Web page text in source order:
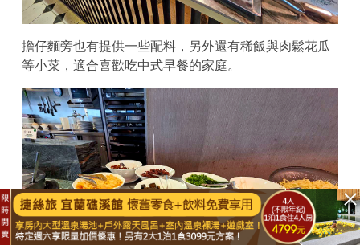
擔仔麵旁也有提供一些配料，另外還有稀飯與肉鬆花瓜
等小菜，適合喜歡吃中式早餐的家庭。
已結束